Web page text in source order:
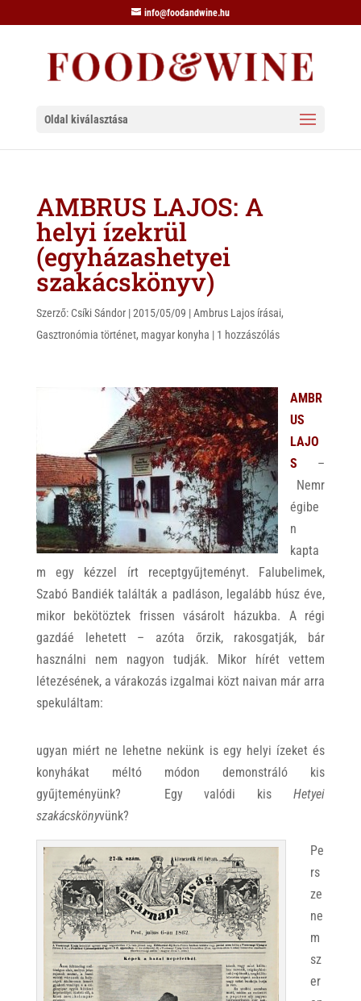
info@foodandwine.hu
Oldal kiválasztása
AMBRUS LAJOS: A
helyi ízekrül
(egyházashetyei
szakácskönyv)
Szerző: Csíki Sándor|2015/05/09 |Ambrus Lajos írásai,
Gasztronómia történet, magyar konyha | 1 hozzászólás
AMBR
US
LAJO
S –
Nemr
égibe
n
kapta
m egy kézzel írt receptgyűjteményt. Falubelimek,
Szabó Bandiék találták a padláson, legalább húsz éve,
mikor bekötöztek frissen vásárolt házukba. A régi
gazdáé lehetett – azóta őrzik, rakosgatják, bár
használni nem nagyon tudják. Mikor hírét vettem
létezésének, a várakozás izgalmai közt naivan már arra
spekuláltam:
ugyan miért ne lehetne nekünk is egy helyi ízeket és
konyhákat méltó módon demonstráló kis
gyűjteményünk? Egy valódi kisHetyei
szakácskönyvünk?
Pe
rs
ze
ne
m
sz
er